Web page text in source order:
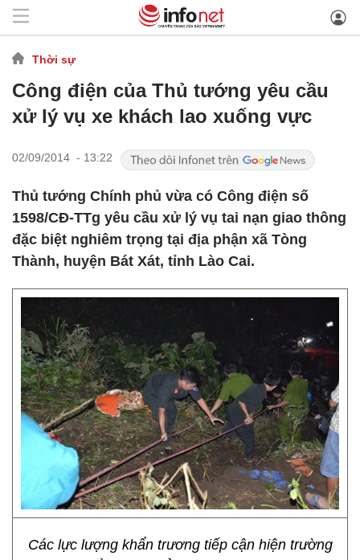
Thời sự
Công điện của Thủ tướng yêu cầu
xử lý vụ xe khách lao xuống vực
02/09/2014 - 13:22
Thủ tướng Chính phủ vừa có Công điện số
1598/CĐ-TTg yêu cầu xử lý vụ tai nạn giao thông
đặc biệt nghiêm trọng tại địa phận xã Tòng
Thành, huyện Bát Xát, tỉnh Lào Cai.
Các lực lượng khẩn trương tiếp cận hiện trường